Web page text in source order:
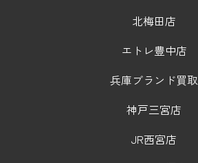
北梅田店
エトレ豊中店
兵庫ブランド買取
神戸三宮店
JR西宮店